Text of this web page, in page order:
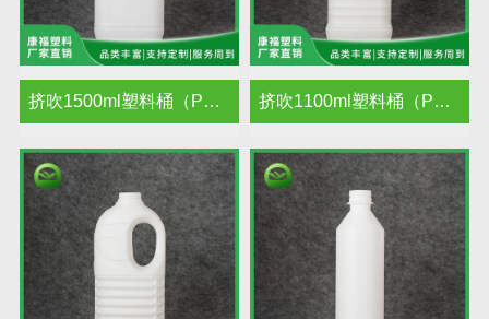
挤吹1500ml塑料桶（PE） 挤吹1100ml塑料桶（PE）